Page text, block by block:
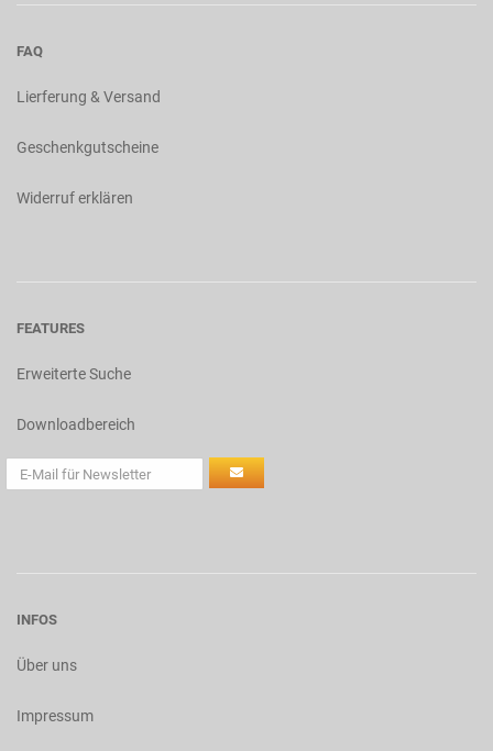
FAQ
Lierferung & Versand
Geschenkgutscheine
Widerruf erklären
FEATURES
Erweiterte Suche
Downloadbereich
INFOS
Über uns
Impressum